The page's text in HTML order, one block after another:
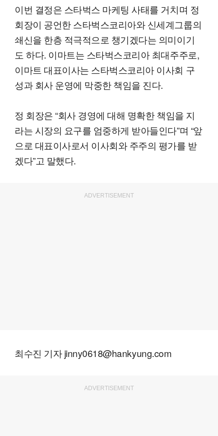
이번 결정은 스타벅스 마케팅 사태를 거치며 정
회장이 공언한 스타벅스코리아와 신세계그룹의
쇄신을 한층 적극적으로 챙기겠다는 의미이기
도 하다. 이마트는 스타벅스코리아 최대주주로,
이마트 대표이사는 스타벅스코리아 이사회 구
성과 회사 운영에 막중한 책임을 진다.
정 회장은 “회사 경영에 대해 명확한 책임을 지
라는 시장의 요구를 엄중하게 받아들인다”며 “앞
으로 대표이사로서 이사회와 주주의 평가를 받
겠다”고 말했다.
ADVERTISEMENT
최수진 기자 jinny0618@hankyung.com
ADVERTISEMENT